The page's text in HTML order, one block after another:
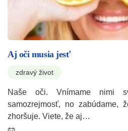
Aj oči musia jesť
zdravý život
Naše oči. Vnímame nimi
samozrejmosť, no zabúdame,
zhoršuje. Viete, že aj…